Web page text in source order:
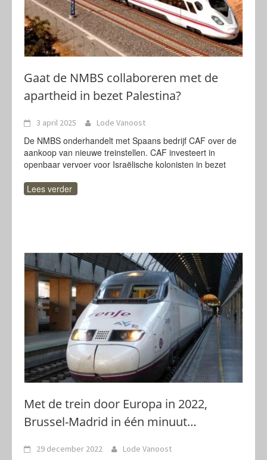
Gaat de NMBS collaboreren met de
apartheid in bezet Palestina?
3 april 2025 Lode Vanoost
De NMBS onderhandelt met Spaans bedrijf CAF over de
aankoop van nieuwe treinstellen. CAF investeert in
openbaar vervoer voor Israëlische kolonisten in bezet
Lees verder
Met de trein door Europa in 2022,
Brussel-Madrid in één minuut…
29 december 2022 Lode Vanoost